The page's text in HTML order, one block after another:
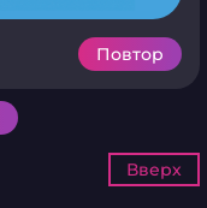
Повтор
Вверх